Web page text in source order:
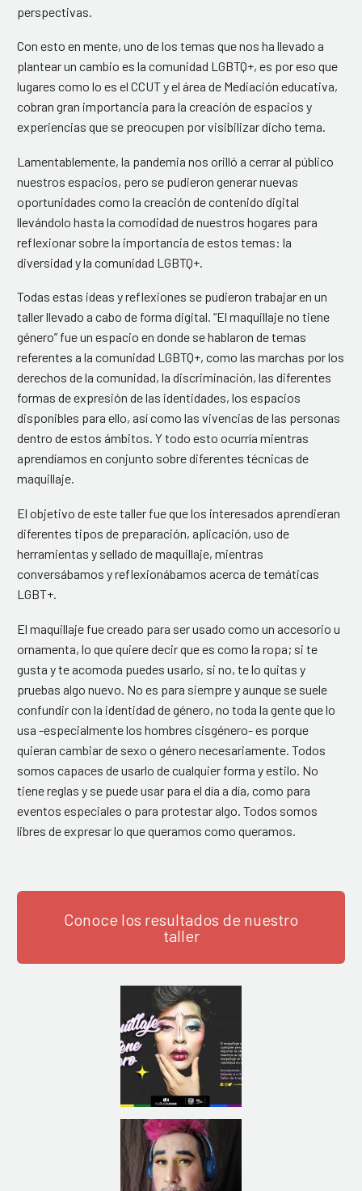
perspectivas.
Con esto en mente, uno de los temas que nos ha llevado a
plantear un cambio es la comunidad LGBTQ+, es por eso que
lugares como lo es el CCUT y el área de Mediación educativa,
cobran gran importancia para la creación de espacios y
experiencias que se preocupen por visibilizar dicho tema.
Lamentablemente, la pandemia nos orilló a cerrar al público
nuestros espacios, pero se pudieron generar nuevas
oportunidades como la creación de contenido digital
llevándolo hasta la comodidad de nuestros hogares para
reflexionar sobre la importancia de estos temas: la
diversidad y la comunidad LGBTQ+.
Todas estas ideas y reflexiones se pudieron trabajar en un
taller llevado a cabo de forma digital. “El maquillaje no tiene
género” fue un espacio en donde se hablaron de temas
referentes a la comunidad LGBTQ+, como las marchas por los
derechos de la comunidad, la discriminación, las diferentes
formas de expresión de las identidades, los espacios
disponibles para ello, así como las vivencias de las personas
dentro de estos ámbitos. Y todo esto ocurría mientras
aprendíamos en conjunto sobre diferentes técnicas de
maquillaje.
El objetivo de este taller fue que los interesados aprendieran
diferentes tipos de preparación, aplicación, uso de
herramientas y sellado de maquillaje, mientras
conversábamos y reflexionábamos acerca de temáticas
LGBT+.
El maquillaje fue creado para ser usado como un accesorio u
ornamenta, lo que quiere decir que es como la ropa; si te
gusta y te acomoda puedes usarlo, si no, te lo quitas y
pruebas algo nuevo. No es para siempre y aunque se suele
confundir con la identidad de género, no toda la gente que lo
usa -especialmente los hombres cisgénero- es porque
quieran cambiar de sexo o género necesariamente. Todos
somos capaces de usarlo de cualquier forma y estilo. No
tiene reglas y se puede usar para el día a día, como para
eventos especiales o para protestar algo. Todos somos
libres de expresar lo que queramos como queramos.
Conoce los resultados de nuestro
taller